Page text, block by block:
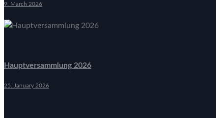
9. March 2026
Hauptversammlung 2026
25. January 2026